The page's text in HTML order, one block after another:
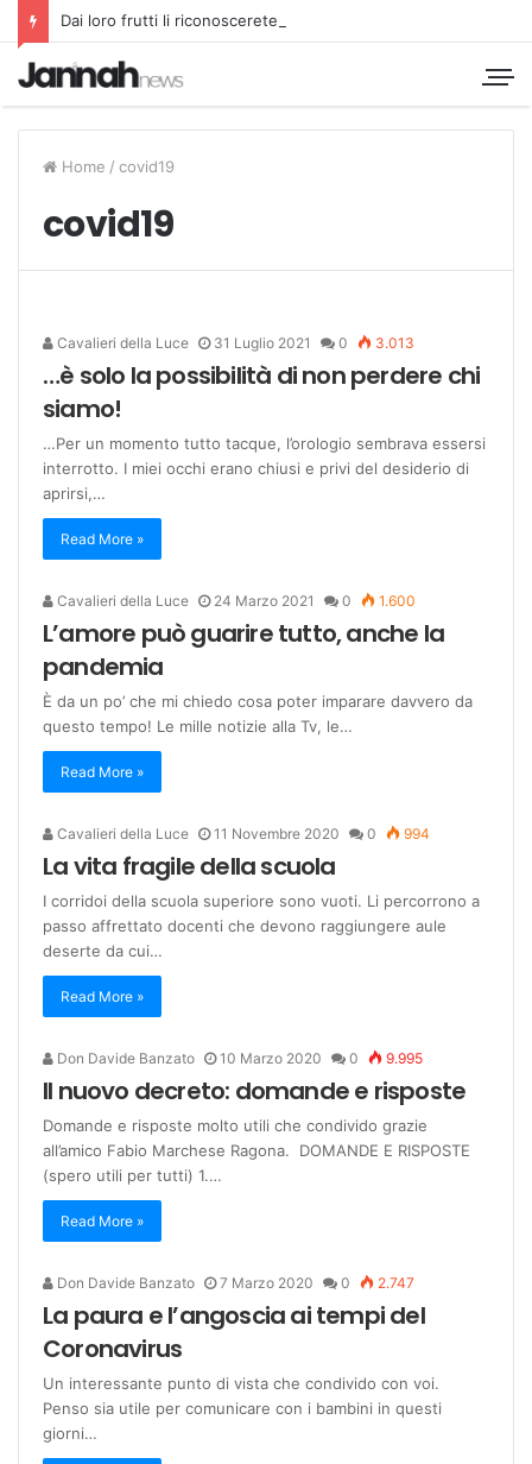
Dai loro frutti li riconoscerete
Home / covid19
covid19
Cavalieri della Luce 31 Luglio 2021 0 3.013
…è solo la possibilità di non perdere chi
siamo!
…Per un momento tutto tacque, l’orologio sembrava essersi
interrotto. I miei occhi erano chiusi e privi del desiderio di
aprirsi,…
Read More »
Cavalieri della Luce 24 Marzo 2021 0 1.600
L’amore può guarire tutto, anche la
pandemia
È da un po’ che mi chiedo cosa poter imparare davvero da
questo tempo! Le mille notizie alla Tv, le…
Read More »
Cavalieri della Luce 11 Novembre 2020 0 994
La vita fragile della scuola
I corridoi della scuola superiore sono vuoti. Li percorrono a
passo affrettato docenti che devono raggiungere aule
deserte da cui…
Read More »
Don Davide Banzato 10 Marzo 2020 0 9.995
Il nuovo decreto: domande e risposte
Domande e risposte molto utili che condivido grazie
all’amico Fabio Marchese Ragona. DOMANDE E RISPOSTE
(spero utili per tutti) 1.…
Read More »
Don Davide Banzato 7 Marzo 2020 0 2.747
La paura e l’angoscia ai tempi del
Coronavirus
Un interessante punto di vista che condivido con voi.
Penso sia utile per comunicare con i bambini in questi
giorni…